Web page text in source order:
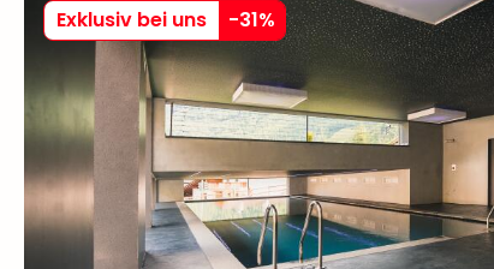
Exklusiv bei uns -31%